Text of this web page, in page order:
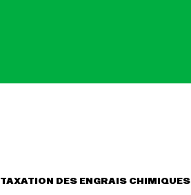
TAXATION DES ENGRAIS CHIMIQUES